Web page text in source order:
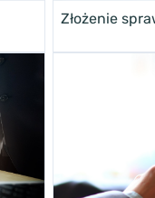
Złożenie